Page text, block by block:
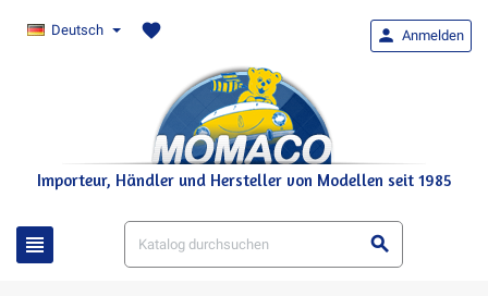
Deutsch favorite
Importeur, Händler und Hersteller von Modellen seit 1985
 
 Anmelden